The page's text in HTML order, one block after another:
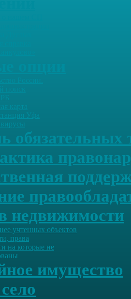
карта
Уфа
обязательных
недвижимости
учтенных объектов
права
на которые не
имущество